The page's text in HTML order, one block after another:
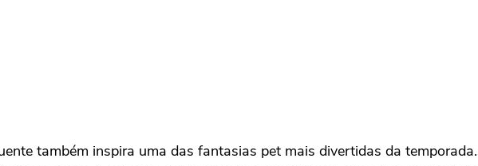
também inspira uma das fantasias pet mais divertidas da